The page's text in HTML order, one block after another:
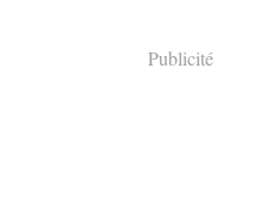
Publicité